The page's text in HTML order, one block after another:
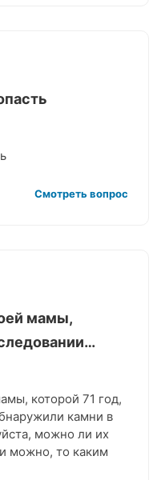
Смотреть вопрос
мамы,
которой 71 год,
камни в
можно ли их
можно, то каким